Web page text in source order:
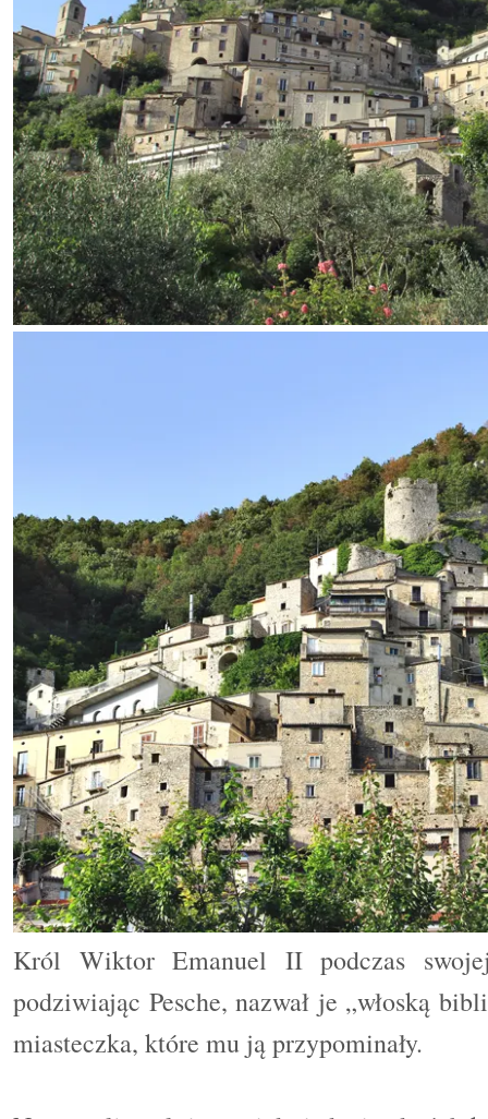
Król Wiktor Emanuel II podczas
podziwiając Pesche, nazwał je „włoską
miasteczka, które mu ją przypominały.